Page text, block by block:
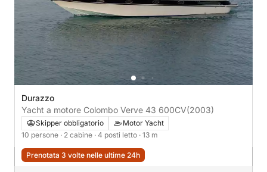
Durazzo
Yacht a motore Colombo Verve 43 600CV(2003)
Skipper obbligatorio
Motor Yacht
10 persone · 2 cabine · 4 posti letto · 13 m
Prenotata 3 volte nelle ultime 24h